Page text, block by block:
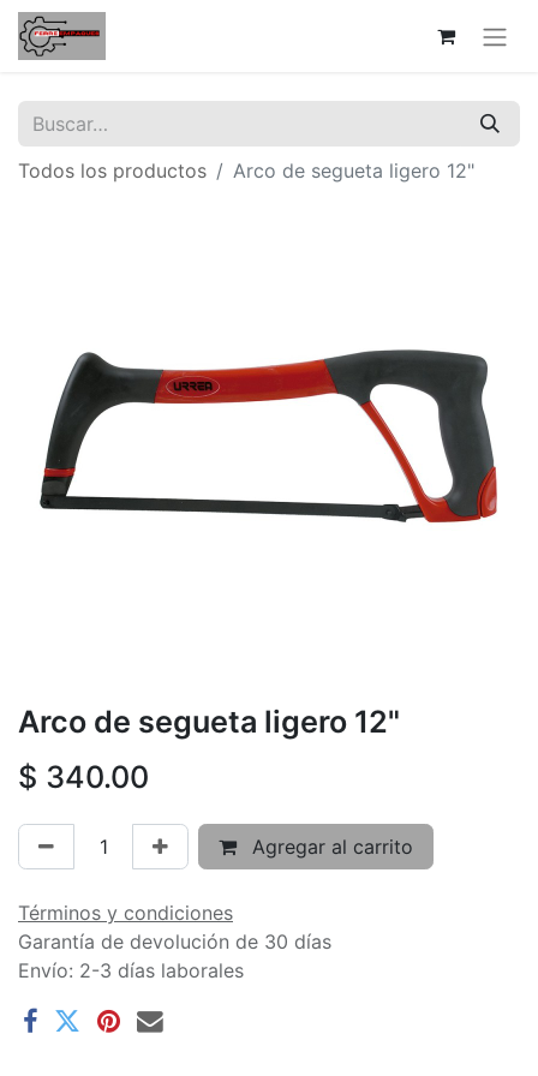
Todos los productos Arco de segueta ligero 12"
Arco de segueta ligero 12"
$ 340.00
Agregar al carrito
Términos y condiciones
Garantía de devolución de 30 días
Envío: 2-3 días laborales